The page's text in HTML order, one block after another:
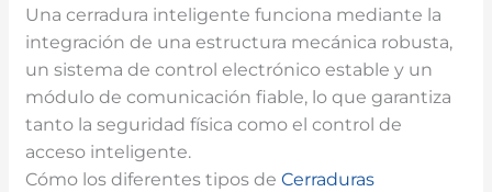
Una cerradura inteligente funciona mediante la
integración de una estructura mecánica robusta,
un sistema de control electrónico estable y un
módulo de comunicación fiable, lo que garantiza
tanto la seguridad física como el control de
acceso inteligente.
Cómo los diferentes tipos deCerraduras